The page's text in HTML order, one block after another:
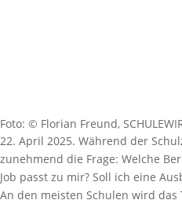
Foto: © Florian Freund,
22. April 2025. Während der
zunehmend die Frage: Welche
Job passt zu mir? Soll ich eine
An den meisten Schulen wird das